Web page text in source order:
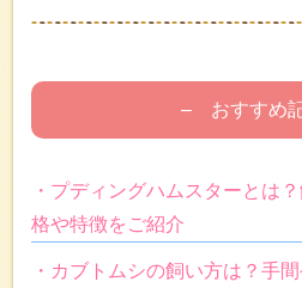
– おすすめ
・プディングハムスターとは
格や特徴をご紹介
・カブトムシの飼い方は？手